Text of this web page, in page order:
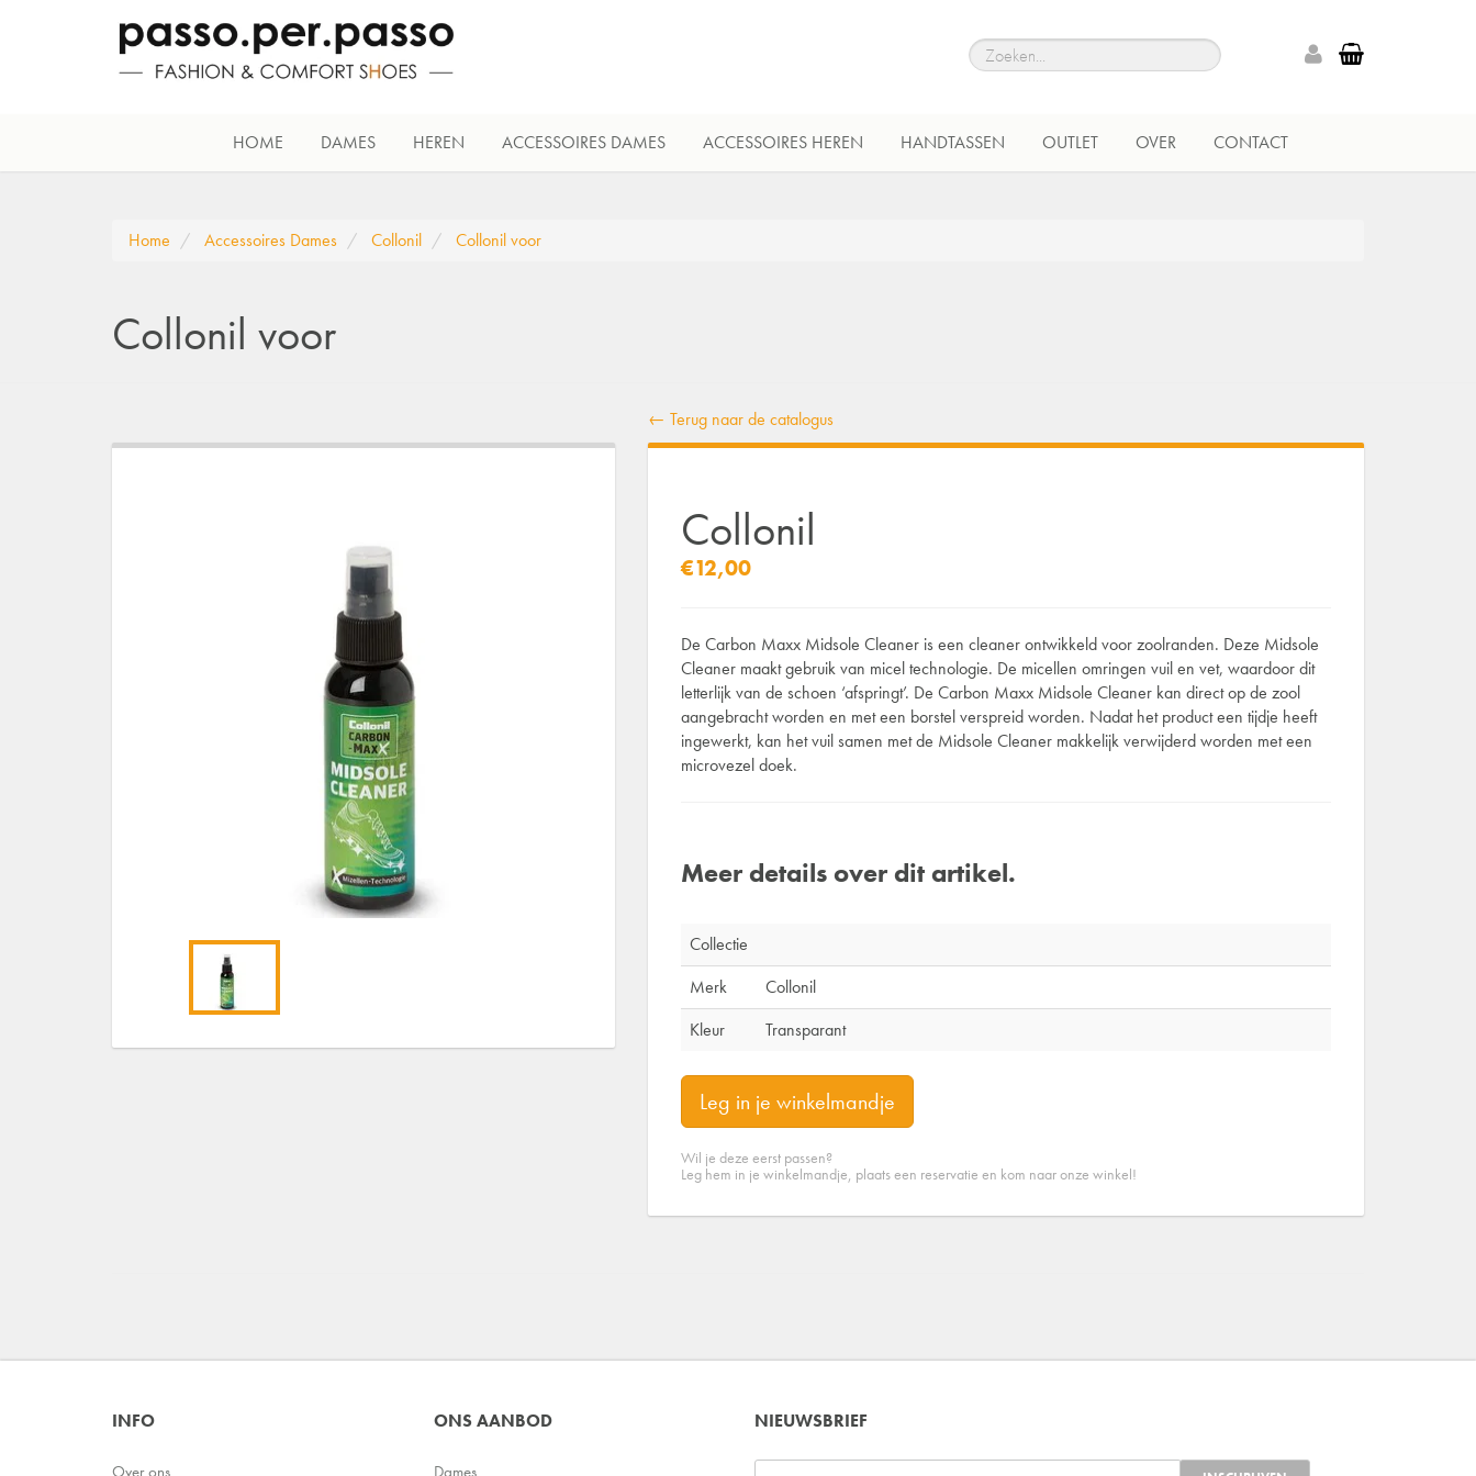
HOME DAMES HEREN ACCESSOIRES DAMES ACCESSOIRES HEREN HANDTASSEN OUTLET OVER CONTACT
Home Accessoires Dames Collonil Collonil voor
Collonil voor
← Terug naar de catalogus
Collonil
€12,00
De Carbon Maxx Midsole Cleaner is een cleaner ontwikkeld voor zoolranden. Deze Midsole
Cleaner maakt gebruik van micel technologie. De micellen omringen vuil en vet, waardoor dit
letterlijk van de schoen ‘afspringt’. De Carbon Maxx Midsole Cleaner kan direct op de zool
aangebracht worden en met een borstel verspreid worden. Nadat het product een tijdje heeft
ingewerkt, kan het vuil samen met de Midsole Cleaner makkelijk verwijderd worden met een
microvezel doek.
Meer details over dit artikel.
Collectie
Merk
Collonil
Kleur
Transparant
Leg in je winkelmandje
Wil je deze eerst passen?
Leg hem in je winkelmandje, plaats een reservatie en kom naar onze winkel!
INFO
Over ons
ONS AANBOD
Dames
NIEUWSBRIEF